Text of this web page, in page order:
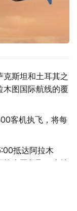
斯坦和土耳其之
木图国际航线的覆
客机执飞，将每
抵达阿拉木
木图起飞，当地